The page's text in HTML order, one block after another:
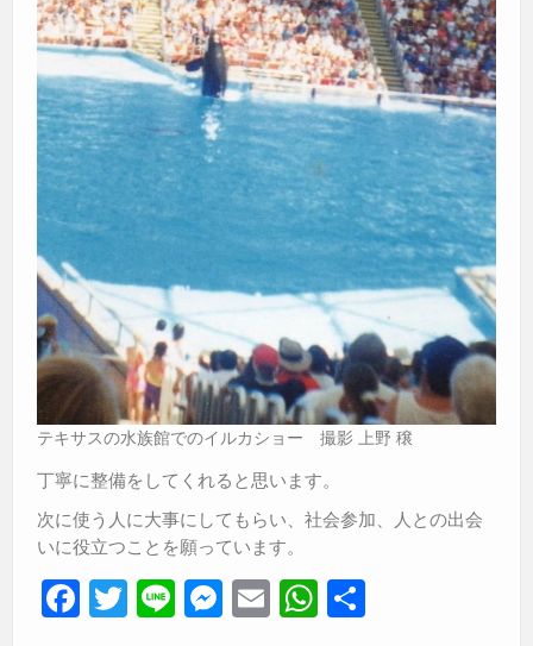
テキサスの水族館でのイルカショー 撮影 上野 穣
丁寧に整備をしてくれると思います。
次に使う人に大事にしてもらい、社会参加、人との出会
いに役立つことを願っています。
F T Li M E W